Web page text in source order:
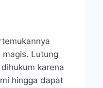
Lutung
karena
hingga dapat